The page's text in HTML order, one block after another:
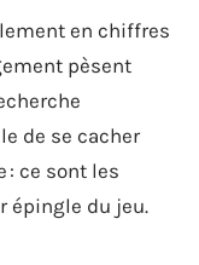
en chiffres
pèsent
de se cacher
: ce sont les
épingle du jeu.